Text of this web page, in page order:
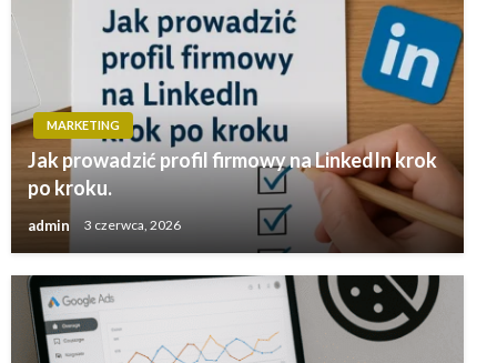
MARKETING
Jak prowadzić profil firmowy na LinkedIn krok
po kroku.
admin 3 czerwca, 2026